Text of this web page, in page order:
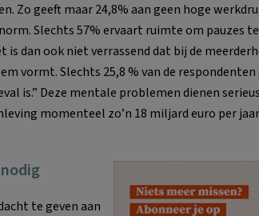
Zo geeft maar 24,8% aan geen hoge
Slechts 57% ervaart ruimte om pauzes te
is dan ook niet verrassend dat bij de
vormt. Slechts 25,8 % van de respondenten
is.” Deze mentale problemen dienen serieus
momenteel zo’n 18 miljard euro per
te geven aan